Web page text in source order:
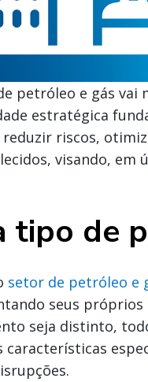
petróleo e gás vai
estratégica
riscos,
visando, em
tipo de
setor de petróleo e
seus próprios
seja distinto,